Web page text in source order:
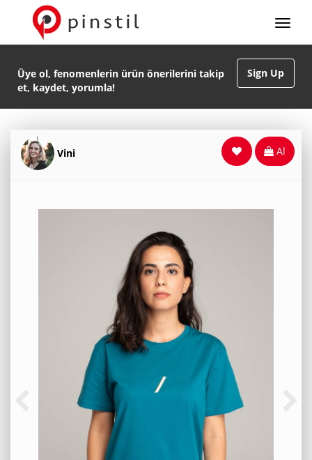
Sign Up
Üye ol, fenomenlerin ürün önerilerini takip
et, kaydet, yorumla!
Vini Al